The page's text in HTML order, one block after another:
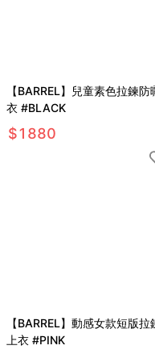
【BARREL】兒童素色拉鍊防
衣 #BLACK
$1880
【BARREL】動感女款短版拉
上衣 #PINK